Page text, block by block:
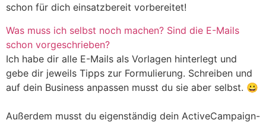
schon für dich einsatzbereit vorbereitet!
Was muss ich selbst noch machen? Sind die E-Mails
schon vorgeschrieben?
Ich habe dir alle E-Mails als Vorlagen hinterlegt und
gebe dir jeweils Tipps zur Formulierung. Schreiben und
auf dein Business anpassen musst du sie aber selbst. 😀
Außerdem musst du eigenständig dein ActiveCampaign-